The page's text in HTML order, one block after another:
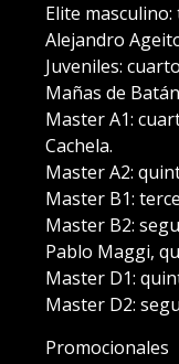
Elite
Alejandro
Juveniles:
Mañas de
Master A1:
Cachela.
Master A2:
Master B1:
Master B2:
Pablo Maggi,
Master D1:
Master D2:
Promocionales